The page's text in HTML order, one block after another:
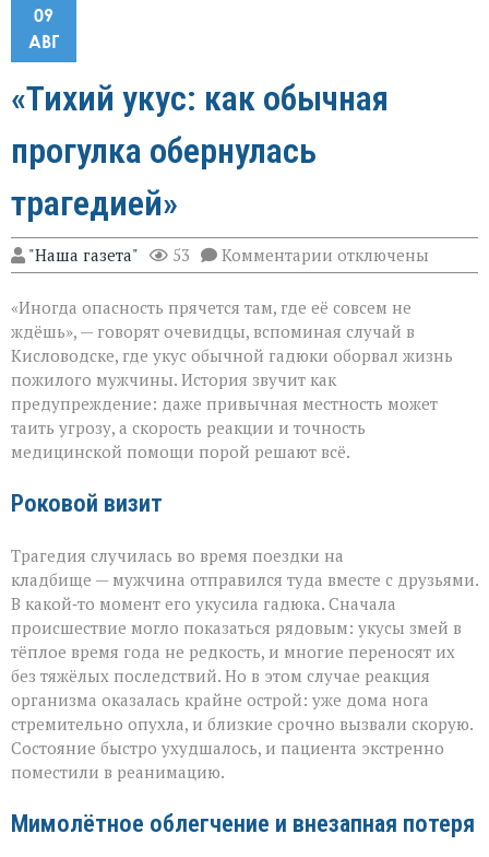
09
АВГ
«Тихий укус: как обычная
прогулка обернулась
трагедией»
"Наша газета" 53 Комментарии к
записи
укус:
как
обычная
прогулка
обернулась
трагедией»
отключены
«Иногда опасность прячется там, где её совсем не
ждёшь», — говорят очевидцы, вспоминая случай в
Кисловодске, где укус обычной гадюки оборвал жизнь
пожилого мужчины. История звучит как
предупреждение: даже привычная местность может
таить угрозу, а скорость реакции и точность
медицинской помощи порой решают всё.
Роковой визит
Трагедия случилась во время поездки на
кладбище — мужчина отправился туда вместе с друзьями.
В какой‑то момент его укусила гадюка. Сначала
происшествие могло показаться рядовым: укусы змей в
тёплое время года не редкость, и многие переносят их
без тяжёлых последствий. Но в этом случае реакция
организма оказалась крайне острой: уже дома нога
стремительно опухла, и близкие срочно вызвали скорую.
Состояние быстро ухудшалось, и пациента экстренно
поместили в реанимацию.
Мимолётное облегчение и внезапная потеря